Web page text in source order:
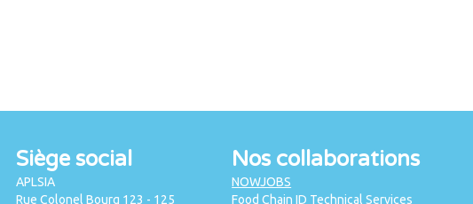
Nos collaborations
NOWJOBS
Food Chain ID Technical Services
Siège social
APLSIA
Rue Colonel Bourg 123 - 125